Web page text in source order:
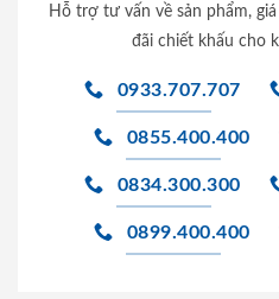
Hỗ trợ tư vấn về sản phẩm,
đãi chiết khấu cho
0933.707.707
0855.400.400
0834.300.300
0899.400.400